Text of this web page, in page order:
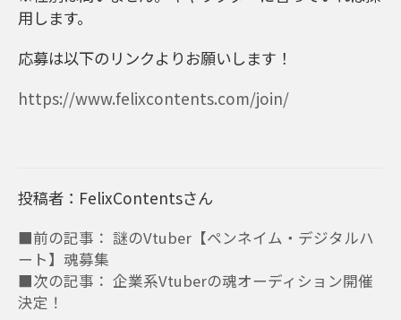
用します。
応募は以下のリンクよりお願いします！
https://www.felixcontents.com/join/
投稿者：FelixContentsさん
■前の記事： 謎のVtuber【ペンネイム・デジタルハ
ート】魂募集
■次の記事： 企業系Vtuberの魂オーディション開催
決定！